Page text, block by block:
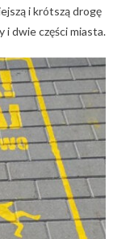
i krótszą drogę
i dwie części miasta.